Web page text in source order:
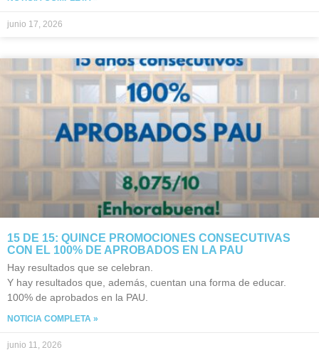
junio 17, 2026
15 DE 15: QUINCE PROMOCIONES CONSECUTIVAS
CON EL 100% DE APROBADOS EN LA PAU
Hay resultados que se celebran.
Y hay resultados que, además, cuentan una forma de educar.
100% de aprobados en la PAU.
NOTICIA COMPLETA »
junio 11, 2026